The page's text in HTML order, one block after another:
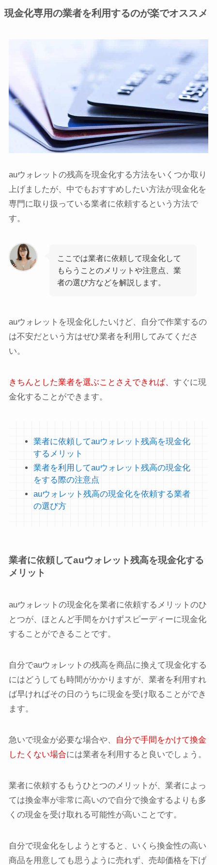
現金化専用の業者を利用するのが楽でオススメ
auウォレットの残高を現金化する方法をいくつか取り
上げましたが、中でもおすすめしたい方法が現金化を
専門に取り扱っている業者に依頼するという方法で
す。
ここでは業者に依頼して現金化して
もらうことのメリットや注意点、業
者の選び方などを解説します。
auウォレットを現金化したいけど、自分で作業するの
は不安だという方はぜひ業者を利用してみてくださ
い。
きちんとした業者を選ぶことさえできれば、 すぐに現
金化することができます。
業者に依頼してauウォレット残高を現金化
するメリット
業者を利用してauウォレット残高の現金化
をする際の注意点
auウォレット残高の現金化を依頼する業者
の選び方
業者に依頼してauウォレット残高を現金化する
メリット
auウォレットの現金化を業者に依頼するメリットのひ
とつが、ほとんど手間をかけずスピーディーに現金化
することができることです。
自分でauウォレットの残高を商品に換えて現金化する
にはどうしても時間がかかりますが、業者を利用すれ
ば早ければその日のうちに現金を受け取ることができ
ます。
急いで現金が必要な場合や、
自分で手間をかけて換金
したくない場合には業者を利用すると良いでしょう。
業者に依頼するもうひとつのメリットが、業者によっ
ては換金率が非常に高いので自分で換金するよりも多
くの現金を受け取れる可能性が高いことです。
自分で現金化をしようとすると、いくら換金性の高い
商品を用意しても思うように売れず、売却価格を下げ